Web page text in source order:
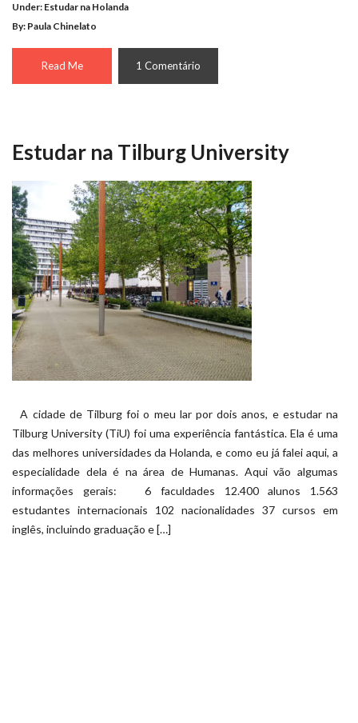
Under: Estudar na Holanda
By: Paula Chinelato
Read Me 1 Comentário
Estudar na Tilburg University
A cidade de Tilburg foi o meu lar por dois anos, e estudar na
Tilburg University (TiU) foi uma experiência fantástica. Ela é uma
das melhores universidades da Holanda, e como eu já falei aqui, a
especialidade dela é na área de Humanas. Aqui vão algumas
informações gerais: 6 faculdades 12.400 alunos 1.563
estudantes internacionais 102 nacionalidades 37 cursos em
inglês, incluindo graduação e […]